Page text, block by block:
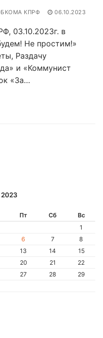
КПРФ 06.10.2023
03.10.2023г. в
Не простим!»
Раздачу
и «Коммунист
«За…
Пт Сб
Вс
1
6 7
8
13 14
15
20 21
22
27 28
29